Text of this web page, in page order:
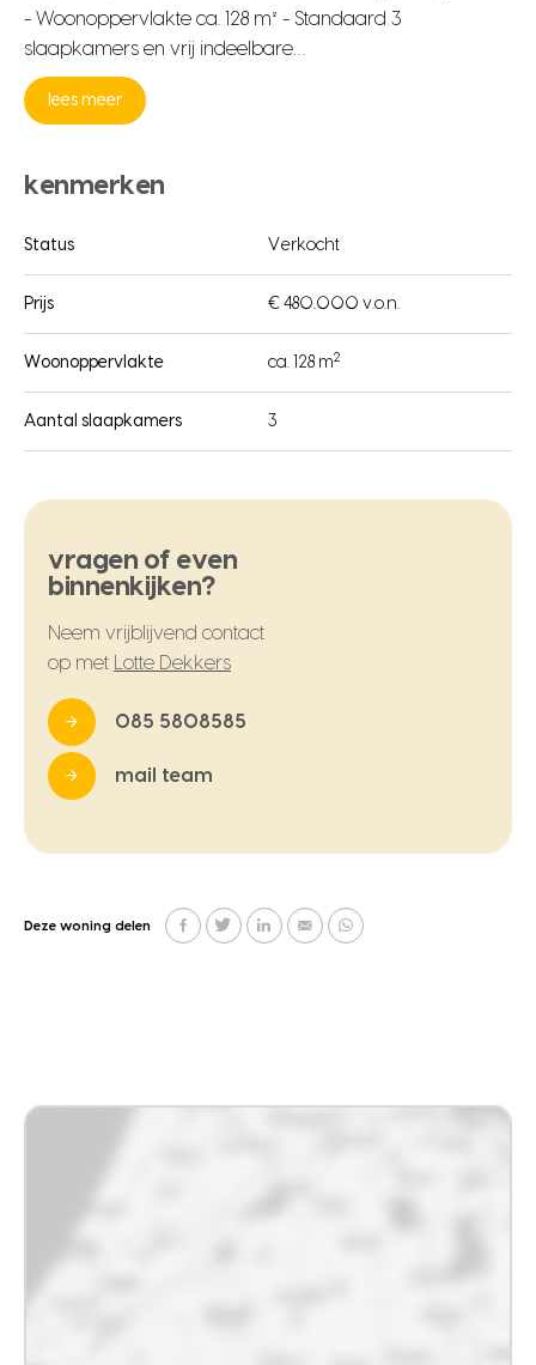
- Woonoppervlakte ca. 128 m² - Standaard 3
slaapkamers en vrij indeelbare…
lees meer
kenmerken
Status Verkocht
Prijs € 480.000 v.o.n.
Woonoppervlakte ca. 128 m2
Aantal slaapkamers 3
vragen of even
binnenkijken?
Neem vrijblijvend contact
op met
Lotte Dekkers
085 5808585
mail team
Deze woning delen